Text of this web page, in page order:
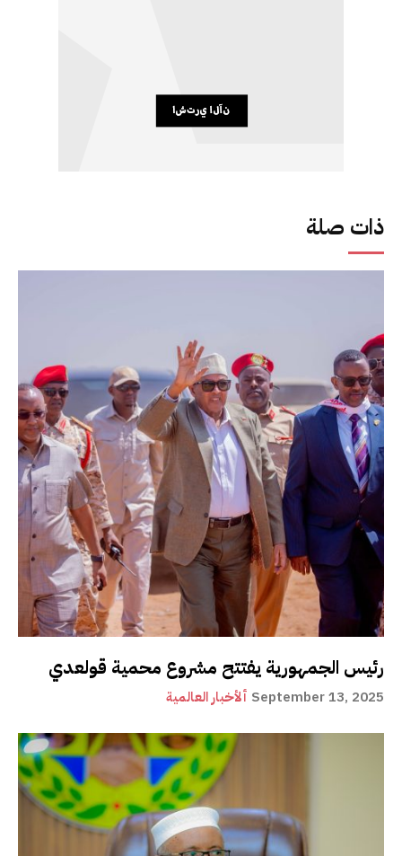
ذات صلة
رئيس الجمهورية يفتتح مشروع محمية قولعدي
ألأخبار العالمية September 13, 2025